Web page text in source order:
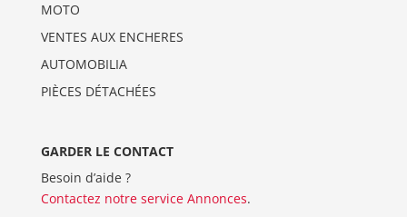
MOTO
VENTES AUX ENCHERES
AUTOMOBILIA
PIÈCES DÉTACHÉES
GARDER LE CONTACT
Besoin d’aide ?
Contactez notre service Annonces.